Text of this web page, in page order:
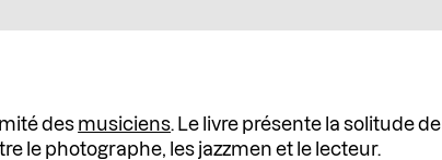
des musiciens. Le livre présente la solitude de
le photographe, les jazzmen et le lecteur.